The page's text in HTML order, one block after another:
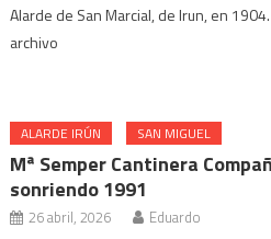
Alarde de San Marcial, de Irun, en
archivo
ALARDE IRÚN SAN MIGUEL
Mª Semper Cantinera
sonriendo 1991
26 abril, 2026 Eduardo